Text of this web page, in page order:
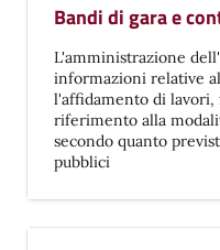
Bandi di gara e
L'amministrazione
informazioni relative
l'affidamento di
riferimento alla
secondo quanto
pubblici